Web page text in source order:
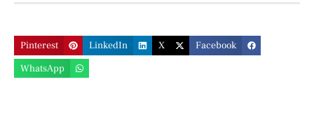
Facebook
X
LinkedIn
Pinterest
WhatsApp